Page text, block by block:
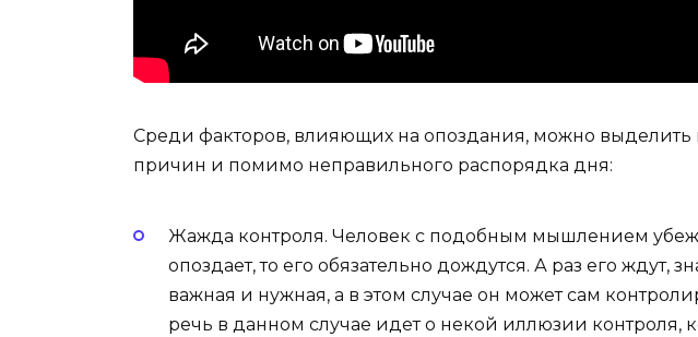
Среди факторов, влияющих на опоздания, можно
причин и помимо неправильного распорядка дня:
Жажда контроля. Человек с подобным мышлением
опоздает, то его обязательно дождутся. А раз его ждут,
важная и нужная, а в этом случае он может сам
речь в данном случае идет о некой иллюзии контроля,